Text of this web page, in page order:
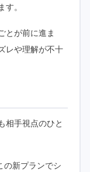
。
とが前に進ま
レや理解が不十
相手視点のひと
の新プランでシ